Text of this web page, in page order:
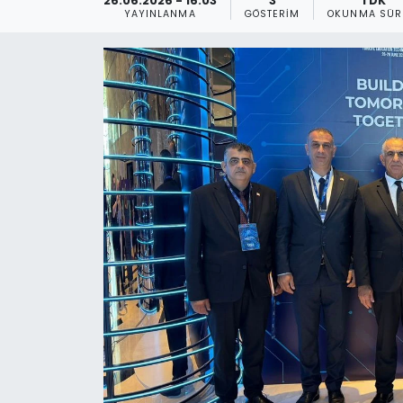
YAYINLANMA GÖSTERIM OKUNMA
KKTC YEREL SEÇİM 2018
Kültür Sanat
Magazin
Nöbetçi Eczaneler
Otomobil Dünyası